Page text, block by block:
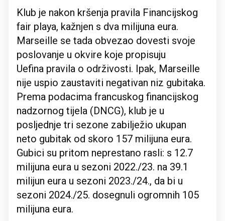
Klub je nakon kršenja pravila Financijskog
fair playa, kažnjen s dva milijuna eura.
Marseille se tada obvezao dovesti svoje
poslovanje u okvire koje propisuju
Uefina pravila o održivosti. Ipak, Marseille
nije uspio zaustaviti negativan niz gubitaka.
Prema podacima francuskog financijskog
nadzornog tijela (DNCG), klub je u
posljednje tri sezone zabilježio ukupan
neto gubitak od skoro 157 milijuna eura.
Gubici su pritom neprestano rasli: s 12.7
milijuna eura u sezoni 2022./23. na 39.1
milijun eura u sezoni 2023./24., da bi u
sezoni 2024./25. dosegnuli ogromnih 105
milijuna eura.